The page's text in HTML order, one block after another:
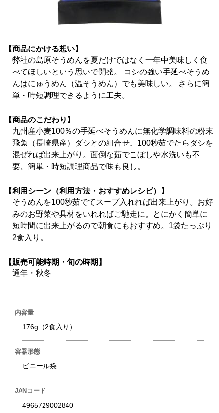
【商品にかける想い】
弊社の島原そうめんを夏だけではなく一年中美味しく食
べてほしいという思いで開発。 コシの強い手延べそうめ
んはにゅうめん（温そうめん）でも美味しい。 さらに簡
単・時短調理できるように工夫。
【商品のこだわり】
九州産小麦100％の手延べそうめんに無化学調味料の粉末
飛魚（長崎県産）ダシとの組合せ。100秒茹でたらダシを
混ぜれば出来上がり。面倒な茹でこぼしや水洗いも不
要。簡単・時短調理商品で味も良し。
【利用シーン（利用方法・おすすめレシピ）】
そうめんを100秒茹でてスープ入れれば出来上がり。お好
みのお野菜や具材をいれればご馳走に。とにかく簡単に
短時間に出来上がるので朝食にもおすすめ。1袋たっぷり
2食入り。
【販売可能時期・旬の時期】
通年・秋冬
内容量
176g（2食入り）
容器形態
ビニール袋
JANコード
4965729002840